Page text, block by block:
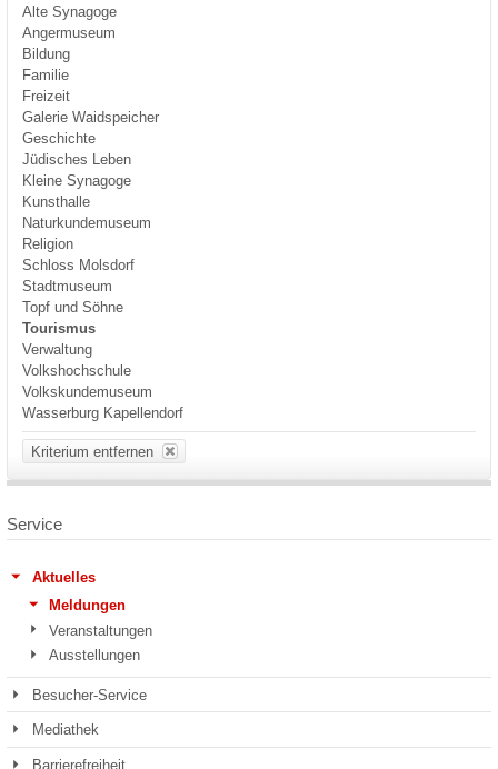
Alte Synagoge
Angermuseum
Bildung
Familie
Freizeit
Galerie Waidspeicher
Geschichte
Jüdisches Leben
Kleine Synagoge
Kunsthalle
Naturkundemuseum
Religion
Schloss Molsdorf
Stadtmuseum
Topf und Söhne
Tourismus
Verwaltung
Volkshochschule
Volkskundemuseum
Wasserburg Kapellendorf
Kriterium entfernen
Service
Aktuelles
Meldungen
Veranstaltungen
Ausstellungen
Besucher-Service
Mediathek
Barrierefreiheit